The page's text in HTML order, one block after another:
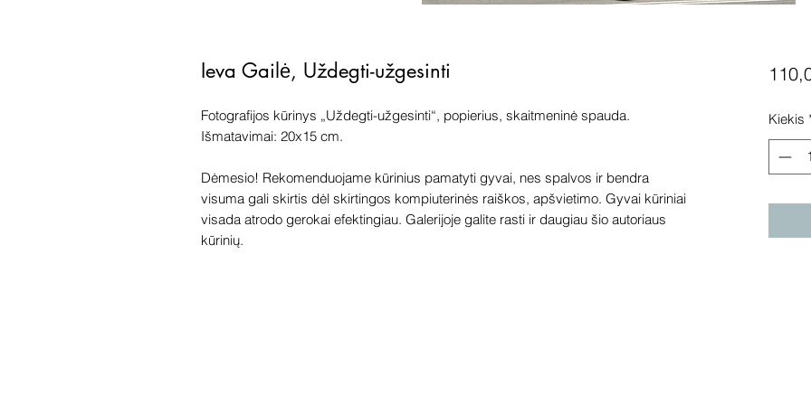
Ieva Gailė, Uždegti-užgesinti
Fotografijos kūrinys „Uždegti-užgesinti“, popierius, skaitmeninė spauda.
Išmatavimai: 20x15 cm.
Dėmesio! Rekomenduojame kūrinius pamatyti gyvai, nes spalvos ir bendra
visuma gali skirtis dėl skirtingos kompiuterinės raiškos, apšvietimo. Gyvai kūriniai
visada atrodo gerokai efektingiau. Galerijoje galite rasti ir daugiau šio autoriaus
kūrinių.
Kiekis